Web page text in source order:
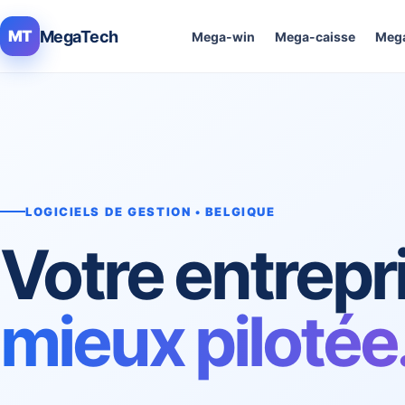
MT MegaTech Mega-win Mega-caisse
LOGICIELS DE GESTION • BELGIQUE
Votre
mieux